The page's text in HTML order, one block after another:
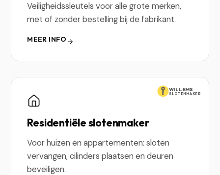
Veiligheidssleutels voor alle grote merken,
met of zonder bestelling bij de fabrikant.
MEER INFO
WILLEMS
SLOTENMAKER
Residentiële slotenmaker
Voor huizen en appartementen: sloten
vervangen, cilinders plaatsen en deuren
beveiligen.